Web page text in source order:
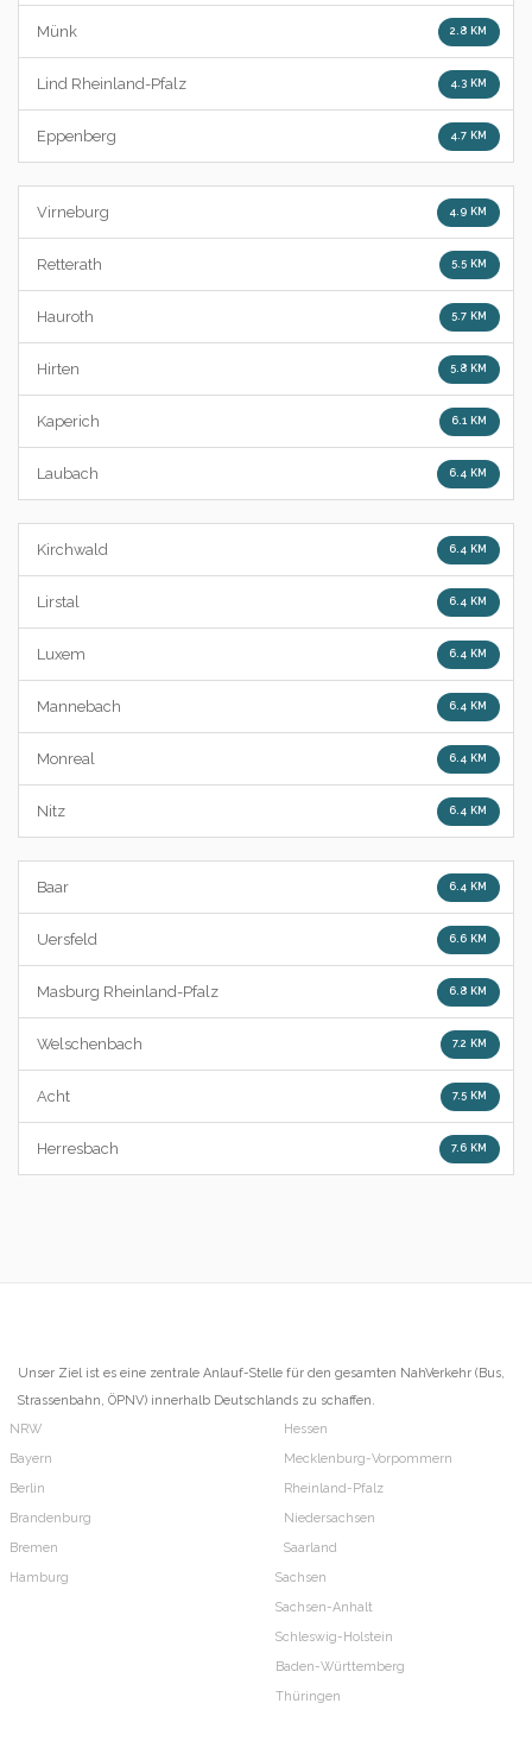
Münk 2.8 KM
Lind Rheinland-Pfalz 4.3 KM
Eppenberg 4.7 KM
Virneburg 4.9 KM
Retterath 5.5 KM
Hauroth 5.7 KM
Hirten 5.8 KM
Kaperich 6.1 KM
Laubach 6.4 KM
Kirchwald 6.4 KM
Lirstal 6.4 KM
Luxem 6.4 KM
Mannebach 6.4 KM
Monreal 6.4 KM
Nitz 6.4 KM
Baar 6.4 KM
Uersfeld 6.6 KM
Masburg Rheinland-Pfalz 6.8 KM
Welschenbach 7.2 KM
Acht 7.5 KM
Herresbach 7.6 KM
Unser Ziel ist es eine zentrale Anlauf-Stelle für den gesamten NahVerkehr (Bus,
Strassenbahn, ÖPNV) innerhalb Deutschlands zu schaffen.
NRW
Bayern
Berlin
Brandenburg
Bremen
Hamburg
Hessen
Mecklenburg-Vorpommern
Rheinland-Pfalz
Niedersachsen
Saarland
Sachsen
Sachsen-Anhalt
Schleswig-Holstein
Baden-Württemberg
Thüringen